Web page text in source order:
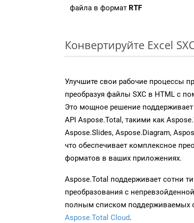
файла в формат RTF
Конвертируйте Excel
Улучшите свои рабочие процессы
преобразуя файлы SXC в HTML с
Это мощное решение
API Aspose.Total, такими как
Aspose.Slides, Aspose.Diagram,
что обеспечивает комплексное
форматов в ваших приложениях.
Aspose.Total поддерживает сотни
преобразования с
полным списком поддерживаемых
Aspose.Total Cloud.